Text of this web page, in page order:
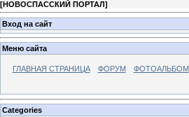
[НОВОСПАССКИЙ ПОРТАЛ]
Вход на сайт
Меню сайта
ГЛАВНАЯ СТРАНИЦА ФОРУМ ФОТОАЛЬБОМ
Categories